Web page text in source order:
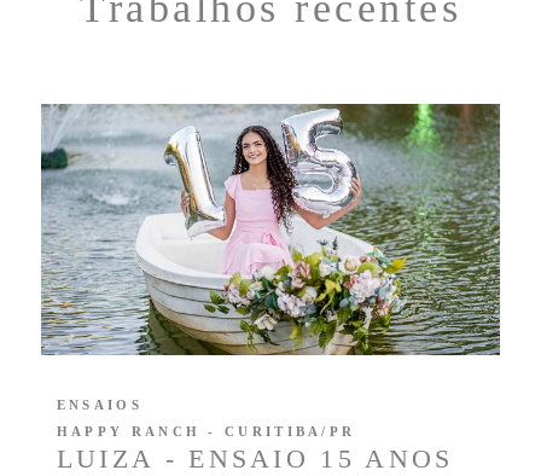
LUIZA - ENSAIO 15 ANOS
ENSAIOS
HAPPY RANCH - CURITIBA/PR